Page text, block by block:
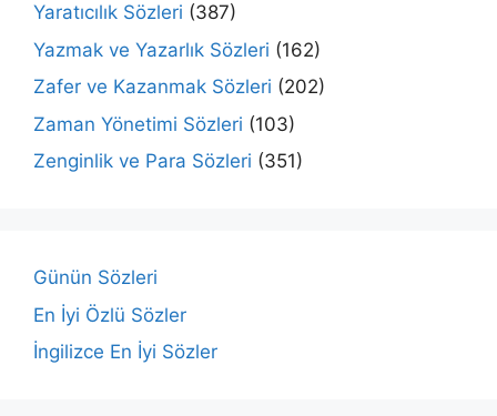
Yaratıcılık Sözleri (387)
Yazmak ve Yazarlık Sözleri (162)
Zafer ve Kazanmak Sözleri (202)
Zaman Yönetimi Sözleri (103)
Zenginlik ve Para Sözleri (351)
Günün Sözleri
En İyi Özlü Sözler
İngilizce En İyi Sözler